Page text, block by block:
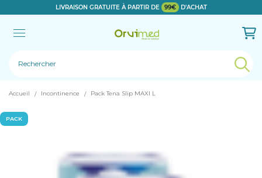
LIVRAISON GRATUITE À PARTIR DE 99€ D'ACHAT
Le produit a bien été ajouté!
Accueil Incontinence Pack Tena Slip MAXI L
PACK